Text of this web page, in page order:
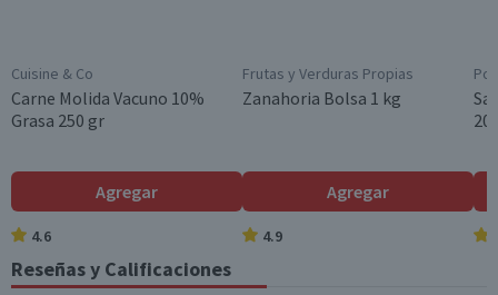
Cuisine & Co
Carne Molida Vacuno 10%
Grasa 250 gr
Agregar
4.6
Frutas y Verduras Propias
Zanahoria Bolsa 1 kg
Agregar
4.9
Reseñas y Calificaciones